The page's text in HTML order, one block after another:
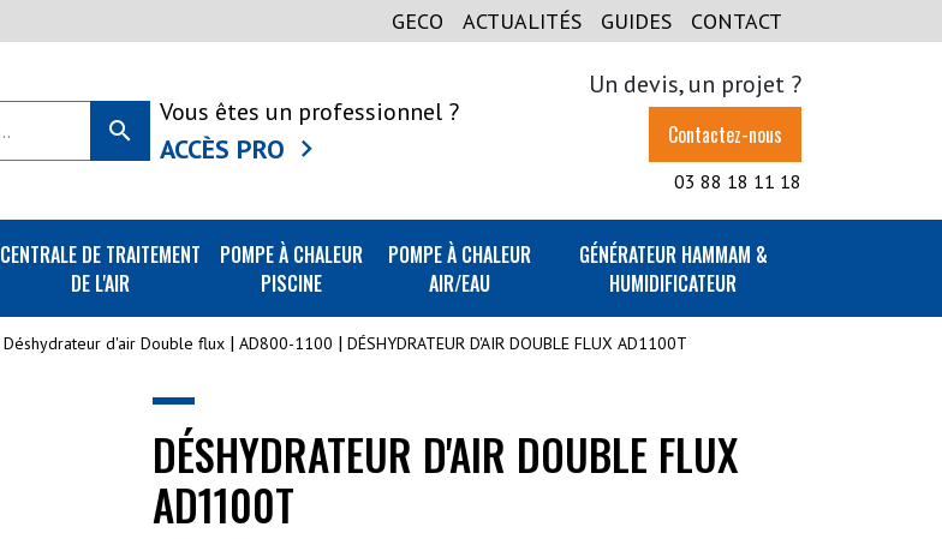
GECO ACTUALITÉS GUIDES CONTACT
search
Vous êtes un professionnel ?
ACCÈS PRO
Un devis, un projet ?
Contactez-nous
03 88 18 11 18
CENTRALE DE TRAITEMENT
DE L'AIR
POMPE À CHALEUR
PISCINE
POMPE À CHALEUR
AIR/EAU
GÉNÉRATEUR HAMMAM &
HUMIDIFICATEUR
Déshydrateur d'air Double flux AD800-1100 DÉSHYDRATEUR D'AIR DOUBLE FLUX AD1100T
DÉSHYDRATEUR D'AIR DOUBLE FLUX
AD1100T